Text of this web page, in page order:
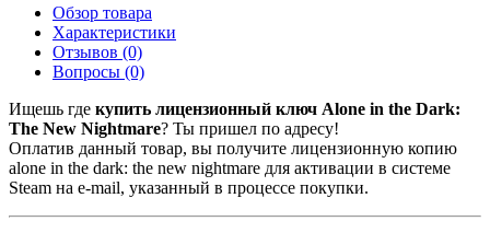
Обзор товара
Характеристики
Отзывов (0)
Вопросы (0)
Ищешь где купить лицензионный ключ Alone in the Dark:
The New Nightmare? Ты пришел по адресу!
Оплатив данный товар, вы получите лицензионную копию
alone in the dark: the new nightmare для активации в системе
Steam на e-mail, указанный в процессе покупки.